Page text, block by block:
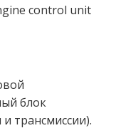
control unit
блок
трансмиссии).